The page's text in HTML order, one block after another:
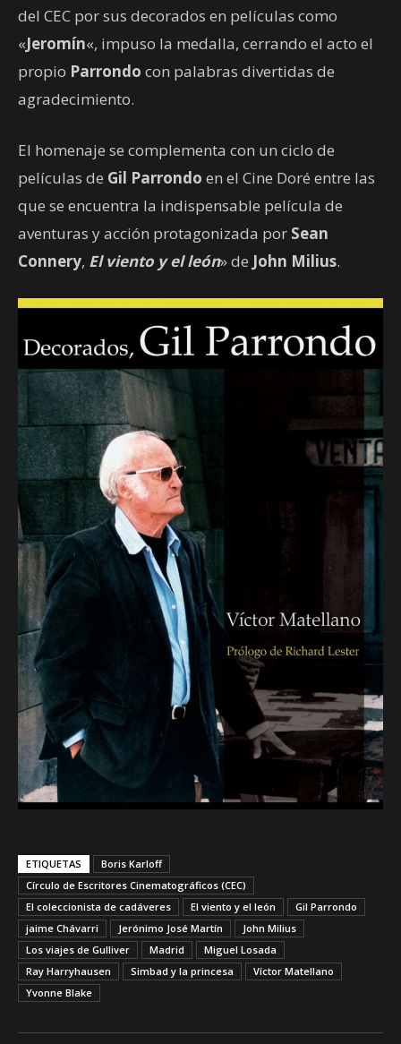
del CEC por sus decorados en películas como
«Jeromín«, impuso la medalla, cerrando el acto el
propio Parrondo con palabras divertidas de
agradecimiento.
El homenaje se complementa con un ciclo de
películas de Gil Parrondo en el Cine Doré entre las
que se encuentra la indispensable película de
aventuras y acción protagonizada por Sean
Connery, El viento y el león» de John Milius.
ETIQUETAS
Boris Karloff
Círculo de Escritores Cinematográficos (CEC)
El coleccionista de cadáveres
El viento y el león
Gil Parrondo
jaime Chávarri
Jerónimo José Martín
John Milius
Los viajes de Gulliver
Madrid
Miguel Losada
Ray Harryhausen
Simbad y la princesa
Víctor Matellano
Yvonne Blake